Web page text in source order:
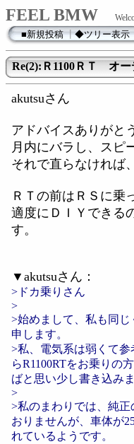
FEEL BMW
■新規投稿┃◆ツリー表示
Re(2):Ｒ1100ＲＴ オ
akutsuさん
アドバイスありがと
月内にバラし、スピ
それで直らなければ
ＲＴの前はＲＳに乗
適度にＤＩＹできる
す。
▼akutsuさん：
>ドカ乗りさん
>
>始めまして、私も同じ
申します。
>私、電気系は弱くて
らR1100RTをお乗りの
ばと思い少し書き込みま
>
>私のまわりでは、純
おりませんが、車体が
れているようです。